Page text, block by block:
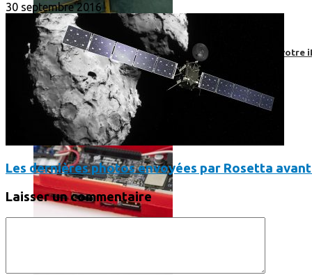
Un boîtier imprimé en 3D va faire tourner Android sur votre
30 septembre 2016
Les dernières photos envoyées par Rosetta
Laisser un commentaire